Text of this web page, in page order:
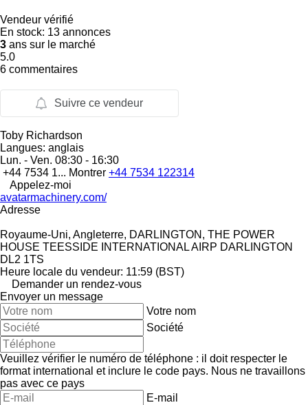
Vendeur vérifié
En stock: 13 annonces
3 ans sur le marché
5.0
6 commentaires
Suivre ce vendeur
Toby Richardson
Langues: anglais
Lun. - Ven. 08:30 - 16:30
+44 7534 1... Montrer +44 7534 122314
Appelez-moi
avatarmachinery.com/
Adresse
Royaume-Uni, Angleterre, DARLINGTON, THE POWER
HOUSE TEESSIDE INTERNATIONAL AIRP DARLINGTON
DL2 1TS
Heure locale du vendeur: 11:59 (BST)
Demander un rendez-vous
Envoyer un message
Votre nom
Société
Veuillez vérifier le numéro de téléphone : il doit respecter le
format international et inclure le code pays. Nous ne travaillons
pas avec ce pays
E-mail